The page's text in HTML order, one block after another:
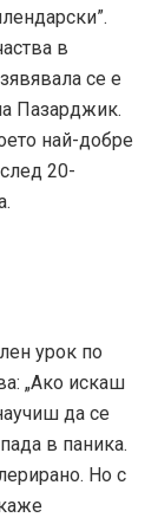
в
се е
Пазарджик.
най-добре
20-
урок по
„Ако искаш
да се
в паника.
Но с